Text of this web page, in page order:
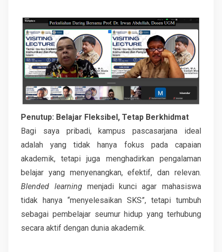
Penutup: Belajar Fleksibel, Tetap Berkhidmat
Bagi saya pribadi, kampus pascasarjana ideal
adalah yang tidak hanya fokus pada capaian
akademik, tetapi juga menghadirkan pengalaman
belajar yang menyenangkan, efektif, dan relevan.
Blended learningmenjadi kunci agar mahasiswa
tidak hanya “menyelesaikan SKS”, tetapi tumbuh
sebagai pembelajar seumur hidup yang terhubung
secara aktif dengan dunia akademik.